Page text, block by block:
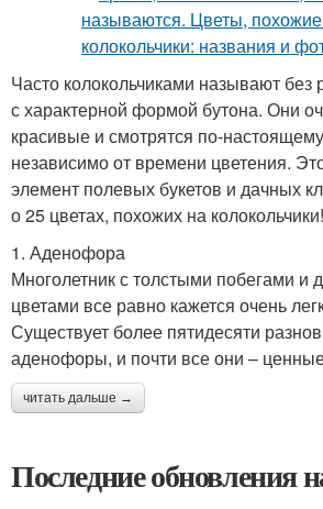
Часто колокольчиками называют без
с характерной формой бутона. Они
красивые и смотрятся по-
независимо от времени цветения.
элемент полевых букетов и дачных
о 25 цветах, похожих на колокольчики!
1. Аденофора
Многолетник с толстыми побегами и
цветами все равно кажется очень
Существует более пятидесяти
аденофоры, и почти все они –
читать дальше →
Последние обновления